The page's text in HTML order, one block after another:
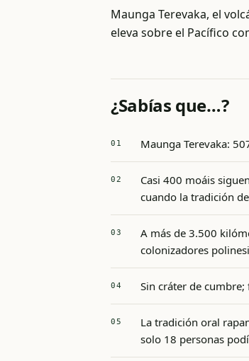
Maunga Terevaka, el
eleva sobre el Pacífico
¿Sabías que…?
Maunga Terevaka:
Casi 400 moáis
cuando la tradición
A más de 3.500
colonizadores
Sin cráter de
La tradición oral
solo 18 personas